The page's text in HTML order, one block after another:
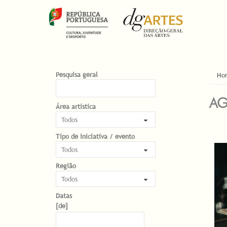
Pesquisa geral
Área artística
Tipo de iniciativa / evento
Região
Datas
Datas
Date